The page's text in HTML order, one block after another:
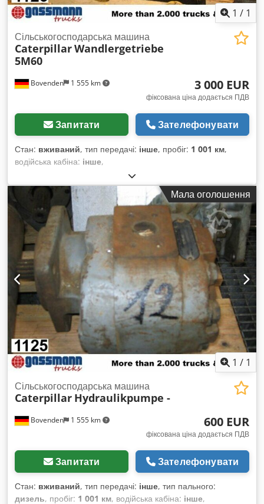
1 / 1
Bovenden 1 555 km
Сільськогосподарська машина
CaterpillarWandlergetriebe
5M60
3 000 EUR
фіксована ціна додається ПДВ
Запитати Зателефонувати
Стан: вживаний, тип передачі: інше, пробіг: 1 001 км,
водійська кабіна: інше,
Мала оголошення
1 / 1
Bovenden 1 555 km
Сільськогосподарська машина
Caterpillar Hydraulikpumpe -
600 EUR
фіксована ціна додається ПДВ
Запитати Зателефонувати
Стан: вживаний, тип передачі: інше, тип пального:
дизель, пробіг: 1 001 км, водійська кабіна: інше,